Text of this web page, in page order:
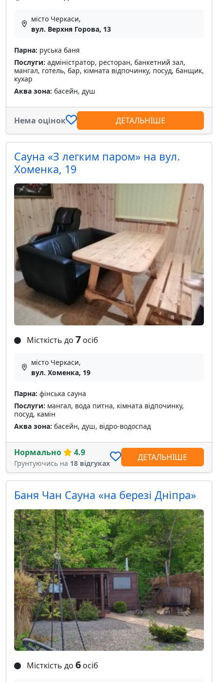
місто Черкаси,
вул. Верхня Горова, 13
Парна: руська баня
Послуги: адміністратор, ресторан, банкетний зал,
мангал, готель, бар, кімната відпочинку, посуд, банщик,
кухар
Аква зона: басейн, душ
Нема оцінок ДЕТАЛЬНІШЕ
Сауна «З легким паром» на вул.
Хоменка, 19
Місткість до 7 осіб
місто Черкаси,
вул. Хоменка, 19
Парна: фінська сауна
Послуги: мангал, вода питна, кімната відпочинку,
посуд, камін
Аква зона: басейн, душ, відро-водоспад
Нормально 4.9
Грунтуючись на 18 відгуках
ДЕТАЛЬНІШЕ
Баня Чан Сауна «на березі Дніпра»
Місткість до 6 осіб